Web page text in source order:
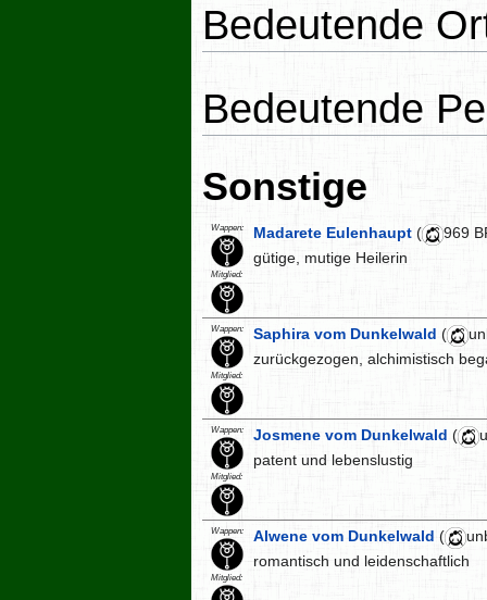
Bedeutende
Bedeutende
Sonstige
Wappen:
Mitglied:
Madarete Eulenhaupt (
969
gütige, mutige Heilerin
Wappen:
Mitglied:
Saphira vom Dunkelwald (
zurückgezogen, alchimistisch
Wappen:
Mitglied:
Josmene vom Dunkelwald (
patent und lebenslustig
Wappen:
Mitglied:
Alwene vom Dunkelwald (
romantisch und leidenschaftlich